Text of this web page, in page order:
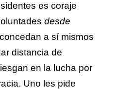
es coraje
desde
a sí mismos
distancia de
en la lucha por
Uno les pide